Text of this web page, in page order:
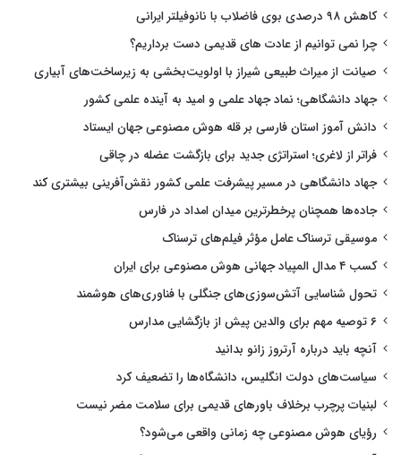
کاهش ۹۸ درصدی بوی فاضلاب با نانوفیلتر ایرانی
چرا نمی توانیم از عادت های قدیمی دست برداریم؟
صیانت از میراث طبیعی شیراز با اولویت‌بخشی به زیرساخت‌های آبیاری
جهاد دانشگاهی؛ نماد جهاد علمی و امید به آینده علمی کشور
دانش آموز استان فارسی بر قله هوش مصنوعی جهان ایستاد
فراتر از لاغری؛ استراتژی جدید برای بازگشت عضله در چاقی
جهاد دانشگاهی در مسیر پیشرفت علمی کشور نقش‌آفرینی بیشتری کند
جاده‌ها همچنان پرخطرترین میدان امداد در فارس
موسیقی ترسناک عامل مؤثر فیلم‌های ترسناک
کسب ۴ مدال المپیاد جهانی هوش مصنوعی برای ایران
تحول شناسایی آتش‌سوزی‌های جنگلی با فناوری‌های هوشمند
۶ توصیه مهم برای والدین پیش از بازگشایی مدارس
آنچه باید درباره آرتروز زانو بدانید
سیاست‌های دولت انگلیس، دانشگاه‌ها را تضعیف کرد
لبنیات پرچرب برخلاف باورهای قدیمی برای سلامت مضر نیست
رؤیای هوش مصنوعی چه زمانی واقعی می‌شود؟